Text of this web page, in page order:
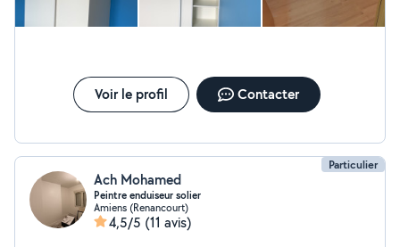
Voir le profil Contacter
Particulier
Ach Mohamed
Peintre enduiseur solier
Amiens (Renancourt)
4,5/5 (11 avis)